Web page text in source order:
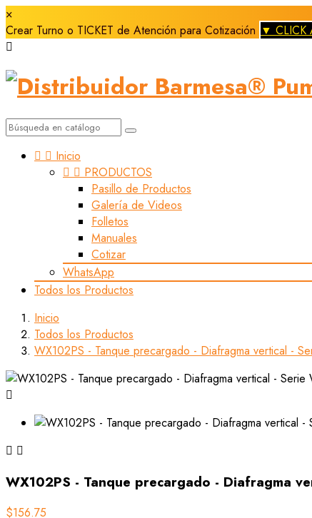
×
Crear Turno o TICKET de Atención para Cotización ▼ CLICK

  Inicio
  PRODUCTOS
Pasillo de Productos
Galería de Videos
Folletos
Manuales
Cotizar
WhatsApp
Todos los Productos
Inicio
Todos los Productos
WX102PS - Tanque precargado - Diafragma vertical -

 
WX102PS - Tanque precargado - Diafragma
$156.75